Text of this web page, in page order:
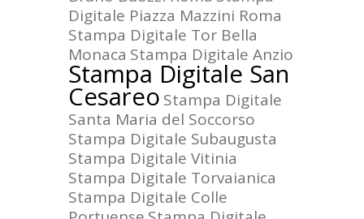
Digitale Piazza Mazzini Roma
Stampa Digitale Tor Bella
Monaca Stampa Digitale Anzio
Stampa Digitale San
Cesareo Stampa Digitale
Santa Maria del Soccorso
Stampa Digitale Subaugusta
Stampa Digitale Vitinia
Stampa Digitale Torvaianica
Stampa Digitale Colle